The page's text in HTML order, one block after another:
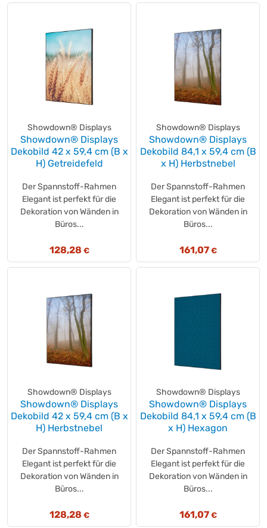
BlackSatino
blomus(+2)
Böhme(+1)
BONALIN(+1)
BONALIN(+5)
BOSCH(+1)
Brabantia(+9)
Brandt (+2)
BRAVILOR BONAMAT
brennenstuhl®
Brinky(+1)
(+4)
BÜMAG(+50)
BURG-WÄCHTER(+2)
(+2)
Café HAG (+1)
Café Intención(+1)
cafina(+1)
CALIFORNIA SCENTS
Capri-Sun(+1)
Caro®(+1)
Casali (+2)
CELEBRATIONS®(+3)
Cent (+2)
CERACLEN(+1)
CHOCO CROSSIES®
Showdown® Displays
Showdown® Displays
Dekobild 42 x 59,4 cm (B x
H) Getreidefeld
Der Spannstoff-Rahmen
Elegant ist perfekt für die
Dekoration von Wänden in
Büros...
128,28 €
Showdown® Displays
Showdown® Displays
Dekobild 84,1 x 59,4 cm (B
x H) Herbstnebel
Der Spannstoff-Rahmen
Elegant ist perfekt für die
Dekoration von Wänden in
Büros...
161,07€
Showdown® Displays
Showdown® Displays
Dekobild 42 x 59,4 cm (B x
H) Herbstnebel
Der Spannstoff-Rahmen
Elegant ist perfekt für die
Dekoration von Wänden in
Büros...
128,28 €
Showdown® Displays
Showdown® Displays
Dekobild 84,1 x 59,4 cm (B
x H) Hexagon
Der Spannstoff-Rahmen
Elegant ist perfekt für die
Dekoration von Wänden in
Büros...
161,07€